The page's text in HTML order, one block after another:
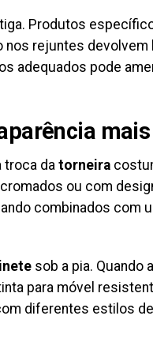
Produtos
nos rejuntes
adequados pode
troca da torneira
ou com
combinados com
sob a pia. Quando
para móvel
diferentes estilos